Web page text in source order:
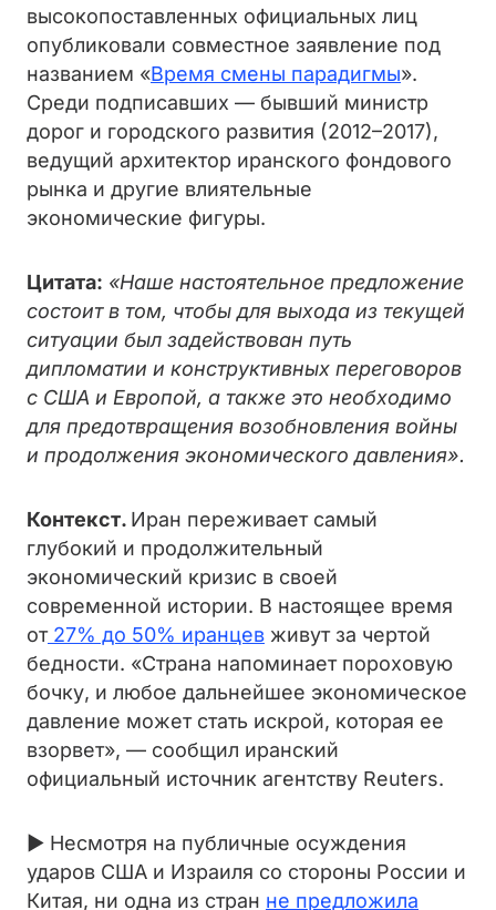
высокопоставленных официальных лиц
опубликовали совместное заявление под
названием «Время смены парадигмы».
Среди подписавших — бывший министр
дорог и городского развития (2012–2017),
ведущий архитектор иранского фондового
рынка и другие влиятельные
экономические фигуры.
Цитата: «Наше настоятельное предложение
состоит в том, чтобы для выхода из текущей
ситуации был задействован путь
дипломатии и конструктивных переговоров
с США и Европой, а также это необходимо
для предотвращения возобновления войны
и продолжения экономического давления».
Контекст. Иран переживает самый
глубокий и продолжительный
экономический кризис в своей
современной истории. В настоящее время
от27% до 50% иранцев живут за чертой
бедности. «Страна напоминает пороховую
бочку, и любое дальнейшее экономическое
давление может стать искрой, которая ее
взорвет», — сообщил иранский
официальный источник агентству Reuters.
► Несмотря на публичные осуждения
ударов США и Израиля со стороны России и
Китая, ни одна из стран не предложила